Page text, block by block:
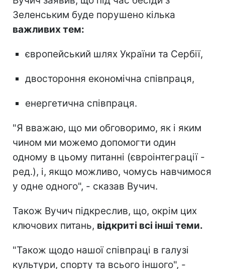
Зеленським буде порушено кілька
важливих тем:
європейський шлях України та Сербії,
двостороння економічна співпраця,
енергетична співпраця.
"Я вважаю, що ми обговоримо, як і яким
чином ми можемо допомогти один
одному в цьому питанні (євроінтеграції -
ред.), і, якщо можливо, чомусь навчимося
у одне одного", - сказав Вучич.
Також Вучич підкреслив, що, окрім цих
ключових питань, відкриті всі інші теми.
"Також щодо нашої співпраці в галузі
культури, спорту та всього іншого", -